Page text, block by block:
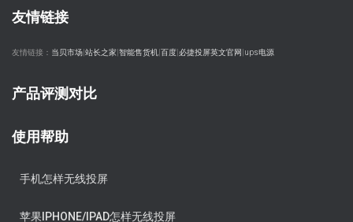
友情链接
友情链接： 当贝市场 站长之家 智能售货机 百度 必捷投屏英文官网 ups电源
产品评测对比
使用帮助
手机怎样无线投屏
苹果IPHONE/IPAD怎样无线投屏